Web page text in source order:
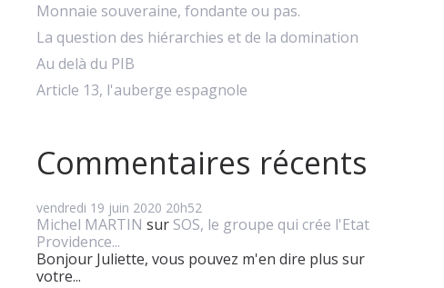
Monnaie souveraine, fondante ou pas.
La question des hiérarchies et de la domination
Au delà du PIB
Article 13, l'auberge espagnole
Commentaires récents
vendredi 19 juin 2020 20h52
Michel MARTIN sur SOS, le groupe qui crée l'Etat
Providence...
Bonjour Juliette, vous pouvez m'en dire plus sur
votre...